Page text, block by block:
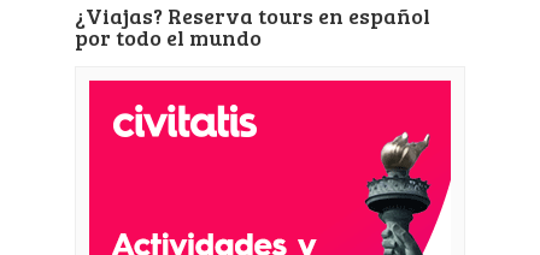
¿Viajas? Reserva tours en español
por todo el mundo